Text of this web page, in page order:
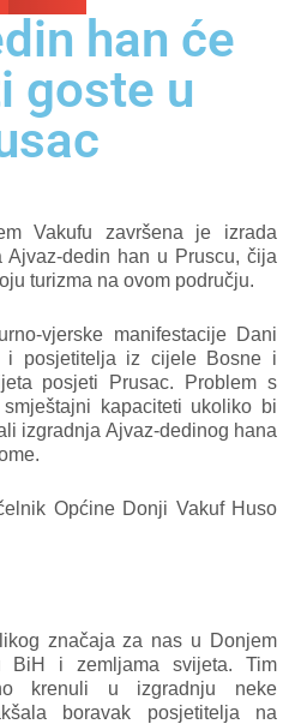
han će
goste u
Vakufu završena je izrada
Ajvaz-dedin han u Pruscu, čija
turizma na ovom području.
vjerske manifestacije Dani
i posjetitelja iz cijele Bosne i
posjeti Prusac. Problem s
kapaciteti ukoliko bi
izgradnja Ajvaz-dedinog hana
Općine Donji Vakuf Huso
značaja za nas u Donjem
i zemljama svijeta. Tim
krenuli u izgradnju neke
boravak posjetitelja na